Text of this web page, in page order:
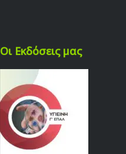
Οι Εκδόσεις μας